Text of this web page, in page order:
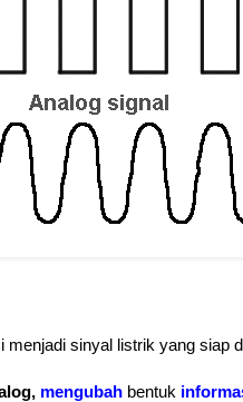
menjadi sinyal listrik yang siap
mengubah bentuk